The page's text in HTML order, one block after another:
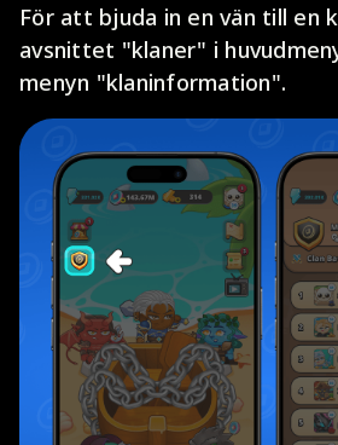
För att bjuda in en vän till en
avsnittet "klaner" i
menyn "klaninformation".